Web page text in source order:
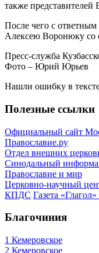
также
После чего с
Алексею Воронюку со
Пресс-служба
Фото – Юрий Юрьев
Нашли ошибку в
Полезные ссылки
Официальный сайт
Православие.ру
Отдел внешних
Синодальный
Православие и мир
Церковно-научный
КПДС Газета
Благочиния
1 Кемеровское
2 Кемеровское